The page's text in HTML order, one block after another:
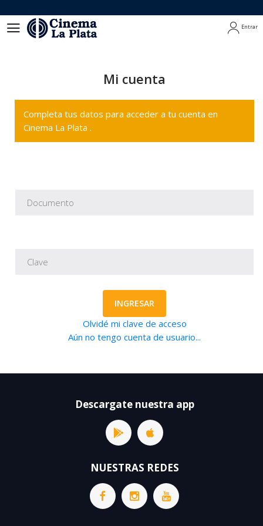
Entrar
Mi cuenta
Completa tus datos para acceder a tu cuenta en
Cinema La Plata .
INGRESAR
Olvidé mi clave de acceso
Aún no tengo cuenta de usuario...
Descargate nuestra app
NUESTRAS REDES